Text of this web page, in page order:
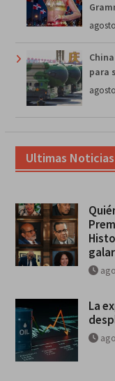
para
Ultimas Noticias
La